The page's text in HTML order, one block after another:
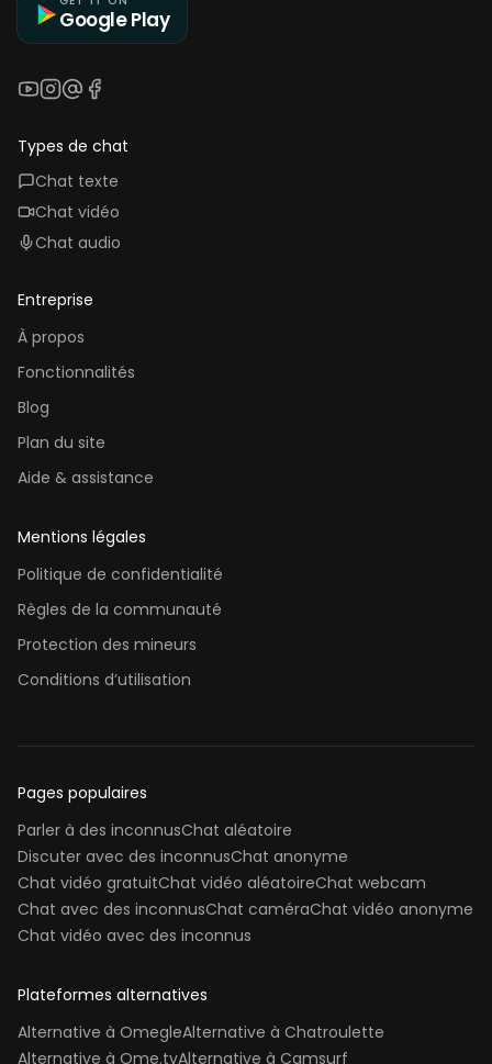
Google Play
Types de chat
Chat texte
Chat vidéo
Chat audio
Entreprise
À propos
Fonctionnalités
Blog
Plan du site
Aide & assistance
Mentions légales
Politique de confidentialité
Règles de la communauté
Protection des mineurs
Conditions d’utilisation
Pages populaires
Parler à des inconnusChat aléatoire
Discuter avec des inconnusChat anonyme
Chat vidéo gratuitChat vidéo aléatoireChat webcam
Chat avec des inconnusChat caméraChat vidéo anonyme
Chat vidéo avec des inconnus
Plateformes alternatives
Alternative à OmegleAlternative à Chatroulette
Alternative à Ome.tvAlternative à Camsurf